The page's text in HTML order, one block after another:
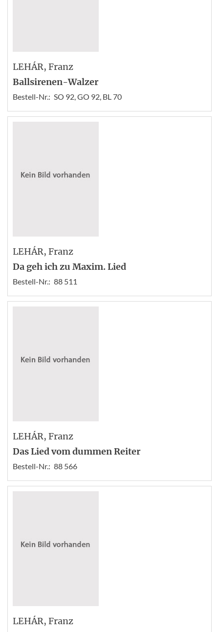
LEHÁR, Franz
Ballsirenen-Walzer
Bestell-Nr.: SO 92, GO 92, BL 70
LEHÁR, Franz
Da geh ich zu Maxim. Lied
Bestell-Nr.: 88 511
LEHÁR, Franz
Das Lied vom dummen Reiter
Bestell-Nr.: 88 566
LEHÁR, Franz